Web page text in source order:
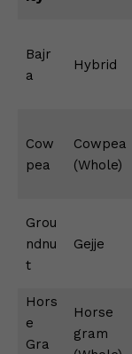
k
Bajr
a
Hybrid
Cow
pea
Cowpea
(Whole)
Grou
ndnu
t
Gejje
Hors
e
Gra
Horse
gram